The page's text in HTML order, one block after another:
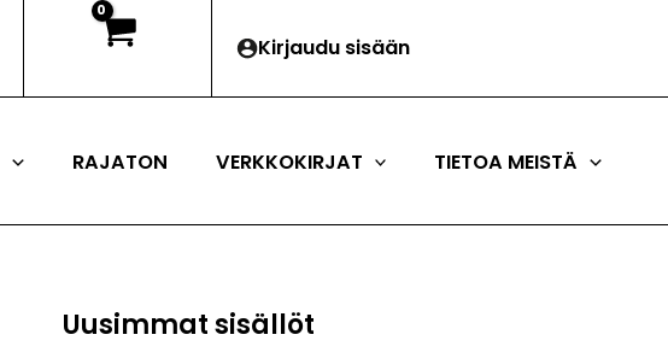
Kirjaudu sisään
RAJATON VERKKOKIRJAT TIETOA MEISTÄ
Uusimmat sisällöt